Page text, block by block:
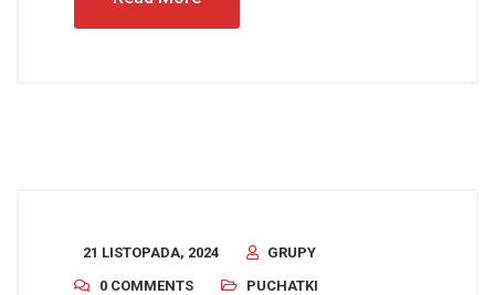
21 LISTOPADA, 2024
GRUPY
0 COMMENTS
PUCHATKI